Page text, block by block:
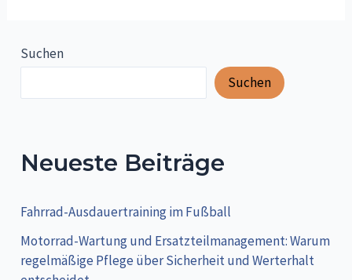
Leicht
Test
/
Suchen
Suchen
Neueste Beiträge
Fahrrad-Ausdauertraining im Fußball
Motorrad-Wartung und Ersatzteilmanagement: Warum
regelmäßige Pflege über Sicherheit und Werterhalt